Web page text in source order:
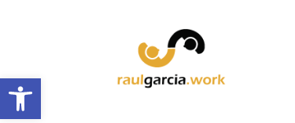
Abrir barra de herramientas